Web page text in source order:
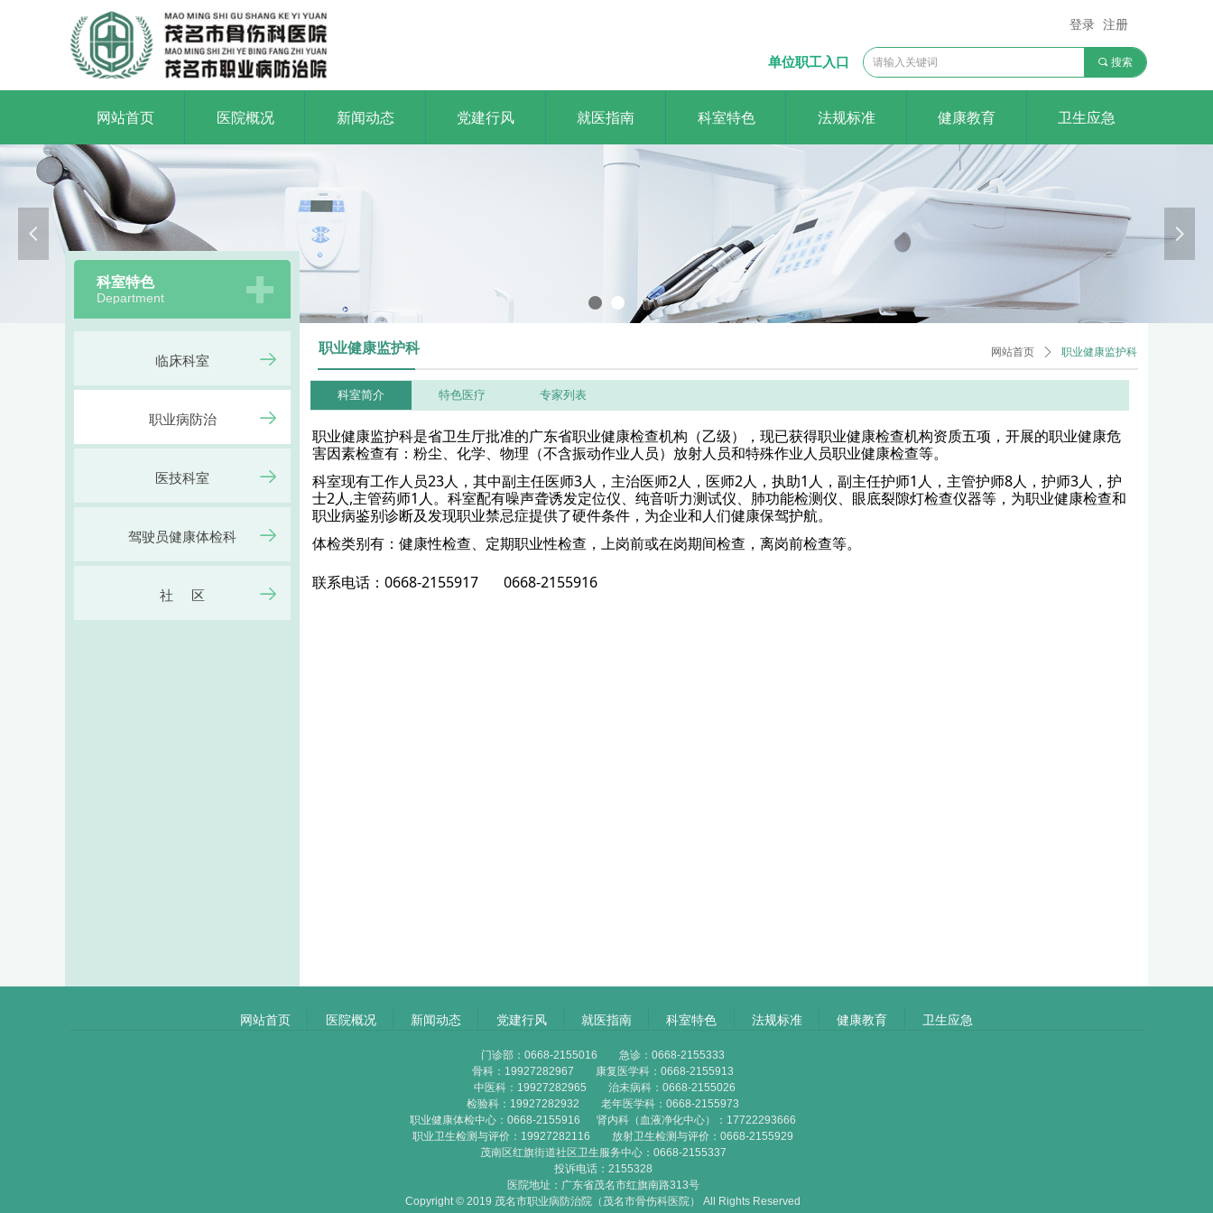
单位职工入口 끠 搜索
登录 注册
打造一流品牌医院，做老百姓依赖的好医院
Build a first-class brand hospital and be a good hospital for the common people to rely on
넳 넲
网站首页 医院概况 新闻动态 党建行风 就医指南 科室特色 法规标准 健康教育 卫生应急
科室特色
Department
临床科室
职业病防治
医技科室
驾驶员健康体检科
社 区
职业健康监护科 网站首页 ꄲ 职业健康监护科
科室简介 特色医疗 专家列表
职业健康监护科是省卫生厅批准的广东省职业健康检查机构（乙级），现已获得职业健康检查机构资质五项，开展的职业健康危
害因素检查有：粉尘、化学、物理（不含振动作业人员）放射人员和特殊作业人员职业健康检查等。
科室现有工作人员23人，其中副主任医师3人，主治医师2人，医师2人，执助1人，副主任护师1人，主管护师8人，护师3人，护
士2人,主管药师1人。科室配有噪声聋诱发定位仪、纯音听力测试仪、肺功能检测仪、眼底裂隙灯检查仪器等，为职业健康检查和
职业病鉴别诊断及发现职业禁忌症提供了硬件条件，为企业和人们健康保驾护航。
体检类别有：健康性检查、定期职业性检查，上岗前或在岗期间检查，离岗前检查等。
联系电话：0668-2155917 0668-2155916
网站首页 医院概况 新闻动态 党建行风 就医指南 科室特色 法规标准 健康教育 卫生应急
门诊部：0668-2155016 急诊：0668-2155333
骨科：19927282967 康复医学科：0668-2155913
中医科：19927282965 治未病科：0668-2155026
检验科：19927282932 老年医学科：0668-2155973
职业健康体检中心：0668-2155916 肾内科（血液净化中心）：17722293666
职业卫生检测与评价：19927282116 放射卫生检测与评价：0668-2155929
茂南区红旗街道社区卫生服务中心：0668-2155337
投诉电话：2155328
医院地址：广东省茂名市红旗南路313号
Copyright © 2019 茂名市职业病防治院（茂名市骨伤科医院） All Rights Reserved